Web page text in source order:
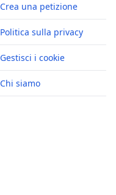
Crea una petizione
Politica sulla privacy
Gestisci i cookie
Chi siamo